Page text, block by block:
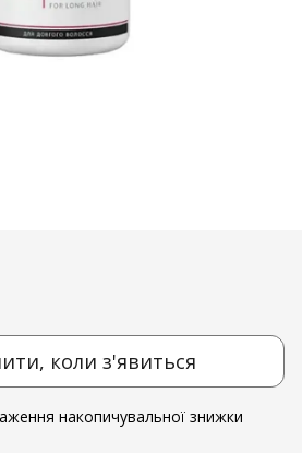
коли з'явиться
накопичувальної знижки